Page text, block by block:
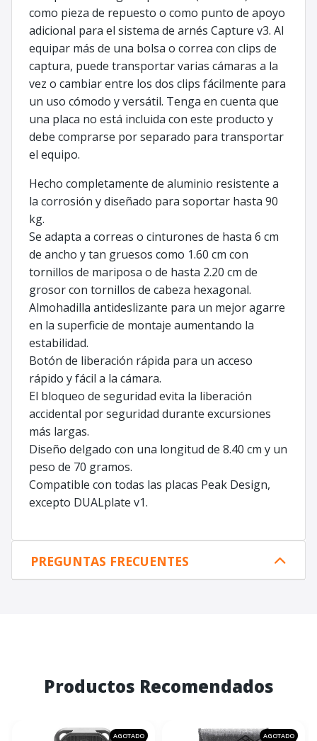
como pieza de repuesto o como punto de apoyo
adicional para el sistema de arnés Capture v3. Al
equipar más de una bolsa o correa con clips de
captura, puede transportar varias cámaras a la
vez o cambiar entre los dos clips fácilmente para
un uso cómodo y versátil. Tenga en cuenta que
una placa no está incluida con este producto y
debe comprarse por separado para transportar
el equipo.
Hecho completamente de aluminio resistente a
la corrosión y diseñado para soportar hasta 90
kg.
Se adapta a correas o cinturones de hasta 6 cm
de ancho y tan gruesos como 1.60 cm con
tornillos de mariposa o de hasta 2.20 cm de
grosor con tornillos de cabeza hexagonal.
Almohadilla antideslizante para un mejor agarre
en la superficie de montaje aumentando la
estabilidad.
Botón de liberación rápida para un acceso
rápido y fácil a la cámara.
El bloqueo de seguridad evita la liberación
accidental por seguridad durante excursiones
más largas.
Diseño delgado con una longitud de 8.40 cm y un
peso de 70 gramos.
Compatible con todas las placas Peak Design,
excepto DUALplate v1.
PREGUNTAS FRECUENTES
Productos Recomendados
AGOTADO AGOTADO